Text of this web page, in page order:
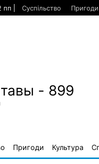
пп Суспільство Пригоди
- 899
Пригоди Культура